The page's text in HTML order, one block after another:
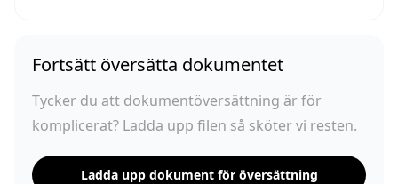
Fortsätt översätta dokumentet
Tycker du att dokumentöversättning är för
komplicerat? Ladda upp filen så sköter vi resten.
Ladda upp dokument för översättning